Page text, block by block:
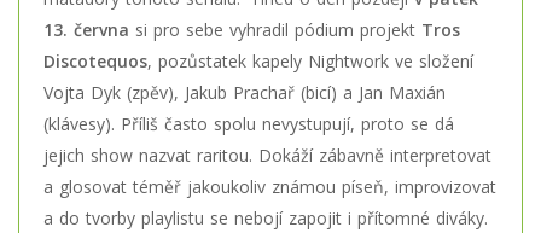
13. června si pro sebe vyhradil pódium projekt Tros
Discotequos, pozůstatek kapely Nightwork ve složení
Vojta Dyk (zpěv), Jakub Prachař (bicí) a Jan Maxián
(klávesy). Příliš často spolu nevystupují, proto se dá
jejich show nazvat raritou. Dokáží zábavně interpretovat
a glosovat téměř jakoukoliv známou píseň, improvizovat
a do tvorby playlistu se nebojí zapojit i přítomné diváky.